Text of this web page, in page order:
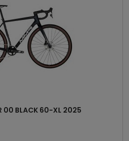
00 BLACK 60-XL 2025